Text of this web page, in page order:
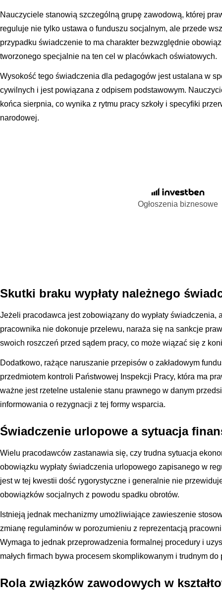
Nauczyciele stanowią szczególną grupę zawodową, której
reguluje nie tylko ustawa o funduszu socjalnym, ale przede
przypadku świadczenie to ma charakter bezwzględnie
tworzonego specjalnie na ten cel w placówkach oświatowych.
Wysokość tego świadczenia dla pedagogów jest ustalana w
cywilnych i jest powiązana z odpisem podstawowym.
końca sierpnia, co wynika z rytmu pracy szkoły i specyfiki
narodowej.
Ogłoszenia biznesowe
Skutki braku wypłaty należnego
Jeżeli pracodawca jest zobowiązany do wypłaty świadczenia,
pracownika nie dokonuje przelewu, naraża się na sankcje
swoich roszczeń przed sądem pracy, co może wiązać się z
Dodatkowo, rażące naruszanie przepisów o zakładowym
przedmiotem kontroli Państwowej Inspekcji Pracy, która ma
ważne jest rzetelne ustalenie stanu prawnego w danym
informowania o rezygnacji z tej formy wsparcia.
Świadczenie urlopowe a sytuacja
Wielu pracodawców zastanawia się, czy trudna sytuacja
obowiązku wypłaty świadczenia urlopowego zapisanego w
jest w tej kwestii dość rygorystyczne i generalnie nie
obowiązków socjalnych z powodu spadku obrotów.
Istnieją jednak mechanizmy umożliwiające zawieszenie
zmianę regulaminów w porozumieniu z reprezentacją
Wymaga to jednak przeprowadzenia formalnej procedury i
małych firmach bywa procesem skomplikowanym i trudnym
Rola związków zawodowych w